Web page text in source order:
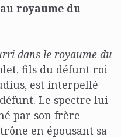
royaume du
dans le royaume du
fils du défunt roi
est interpellé
Le spectre lui
par son frère
en épousant sa